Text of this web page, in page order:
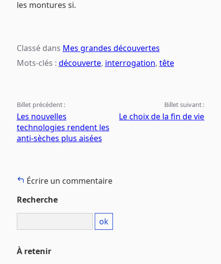
les montures si.
Classé dans Mes grandes découvertes
Mots-clés : découverte, interrogation, tête
Billet précédent :
Les nouvelles
technologies rendent les
anti-sèches plus aisées
Billet suivant :
Le choix de la fin de vie
Écrire un commentaire
Recherche
À retenir